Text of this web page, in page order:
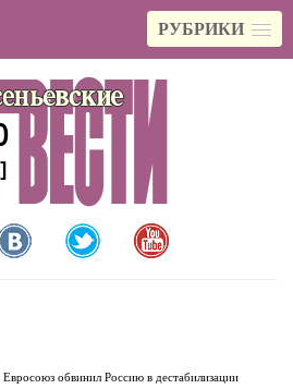
РУБРИКИ
Евросоюз обвинил Россию в дестабилизации